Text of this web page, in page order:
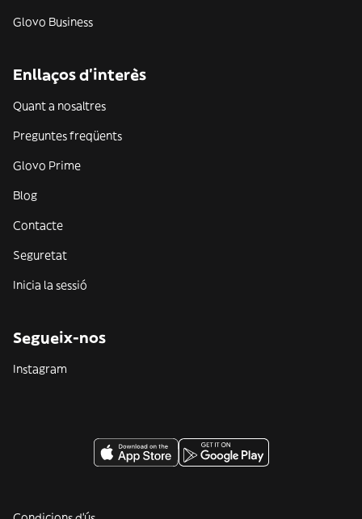
Glovo Business
Enllaços d'interès
Quant a nosaltres
Preguntes freqüents
Glovo Prime
Blog
Contacte
Seguretat
Inicia la sessió
Segueix-nos
Instagram